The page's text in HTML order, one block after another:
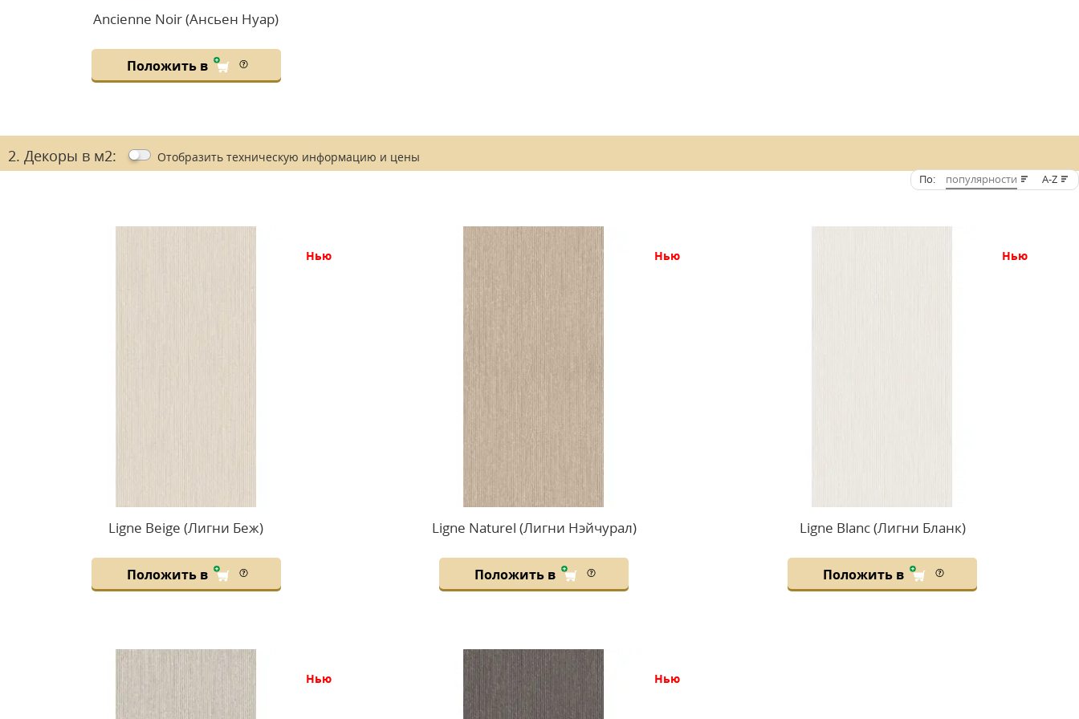
Ancienne Noir (Ансьен Нуар)
Положить в
2. Декоры в м2: Отобразить техническую информацию и цены
По: популярности A-Z
нью
Ligne Beige (Лигни Беж)
Положить в
нью
Ligne Naturel (Лигни Нэйчурал)
Положить в
нью
Ligne Blanc (Лигни Бланк)
Положить в
нью нью